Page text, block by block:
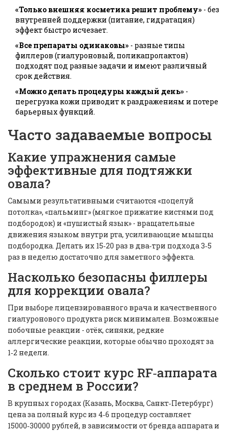
«Только внешняя косметика решит проблему» - без
внутренней поддержки (питание, гидратация)
эффект быстро исчезает.
«Все препараты одинаковы» - разные типы
филлеров (гиалуроновый, поликапролактон)
подходят под разные задачи и имеют различный
срок действия.
«Можно делать процедуры каждый день» -
перегрузка кожи приводит к раздражениям и потере
барьерных функций.
Часто задаваемые вопросы
Какие упражнения самые
эффективные для подтяжки
овала?
Самыми результативными считаются «поцелуй
потолка», «пальминг» (мягкое прижатие кистями под
подбородок) и «пушистый язык» - вращательные
движения языком внутри рта, усиливающие мышцы
подбородка. Делать их 15‑20 раз в два‑три подхода 3‑5
раз в неделю достаточно для заметного эффекта.
Насколько безопасны филлеры
для коррекции овала?
При выборе лицензированного врача и качественного
гиалуронового продукта риск минимален. Возможные
побочные реакции - отёк, синяки, редкие
аллергические реакции, которые обычно проходят за
1‑2 недели.
Сколько стоит курс RF‑аппарата
в среднем в России?
В крупных городах (Казань, Москва, Санкт‑Петербург)
цена за полный курс из 4‑6 процедур составляет
15000‑30000 рублей, в зависимости от бренда аппарата и